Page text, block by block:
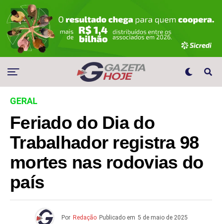
GERAL
Feriado do Dia do
Trabalhador registra 98
mortes nas rodovias do
país
Por Redação Publicado em 5 de maio de 2025